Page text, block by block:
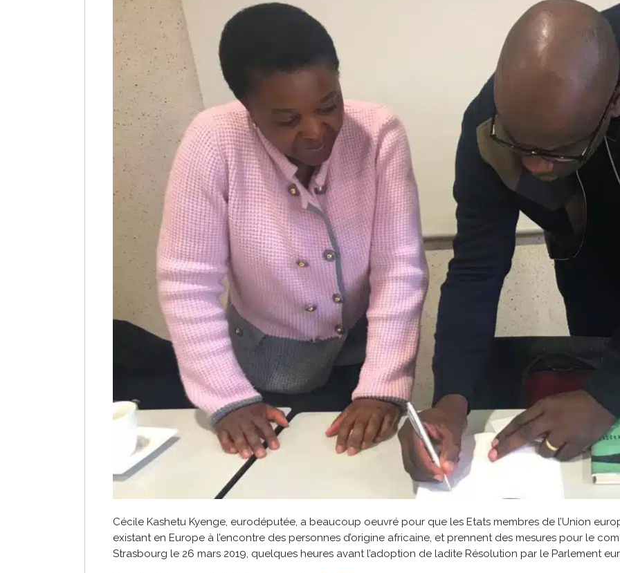
Cécile Kashetu Kyenge, eurodéputée, a beaucoup oeuvré pour que les Etats membres de l’Union
existant en Europe à l’encontre des personnes d’origine africaine, et prennent des mesures pour le
Strasbourg le 26 mars 2019, quelques heures avant l’adoption de ladite Résolution par le Parlement